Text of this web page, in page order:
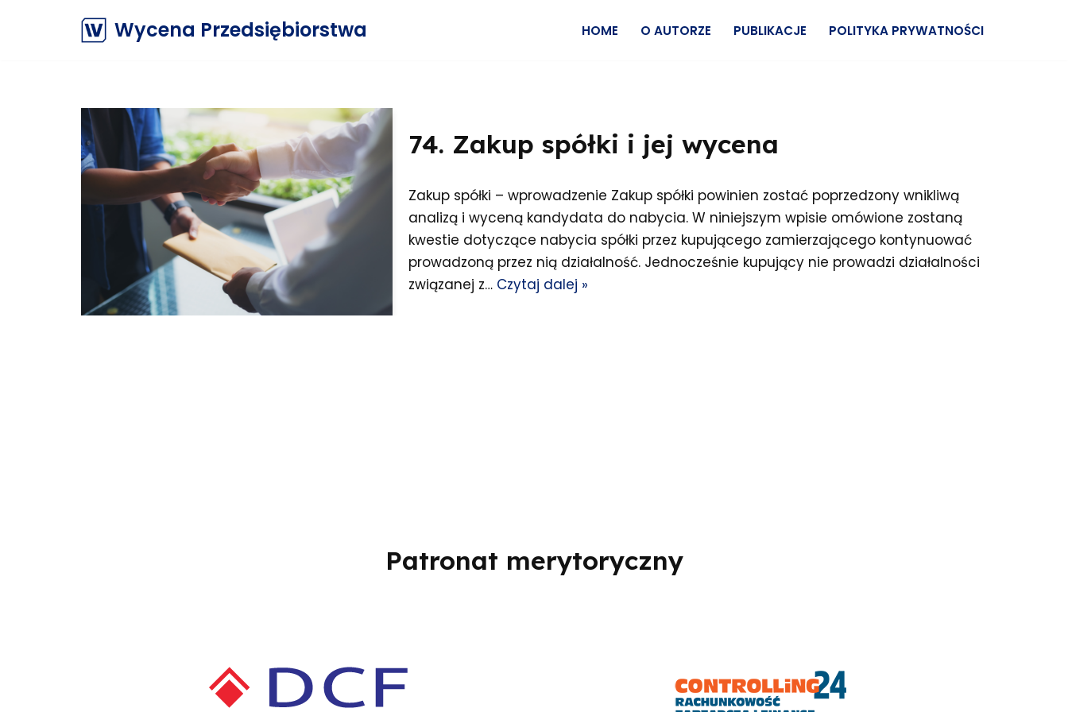
Wycena Przedsiębiorstwa HOME O AUTORZE PUBLIKACJE POLITYKA PRYWATNOŚCI
74. Zakup spółki i jej wycena
Zakup spółki – wprowadzenie Zakup spółki powinien zostać poprzedzony wnikliwą
analizą i wyceną kandydata do nabycia. W niniejszym wpisie omówione zostaną
kwestie dotyczące nabycia spółki przez kupującego zamierzającego kontynuować
prowadzoną przez nią działalność. Jednocześnie kupujący nie prowadzi działalności
związanej z… Czytaj dalej »
Patronat merytoryczny